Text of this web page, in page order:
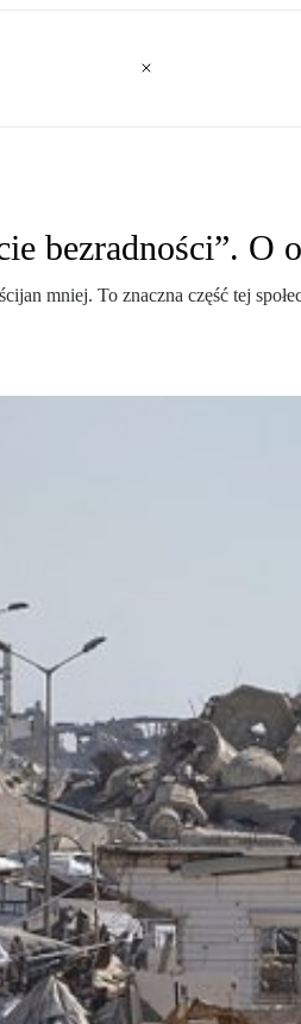
bezradności”. O
mniej. To znaczna część tej